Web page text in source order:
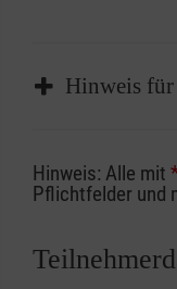
Hinweis
Sofern Sie
Ihrer
Hinweis: Alle mit
Pflichtfelder und